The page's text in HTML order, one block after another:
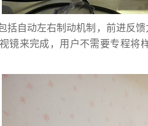
自动左右制动机制，前进反
镜来完成，用户不需要专程